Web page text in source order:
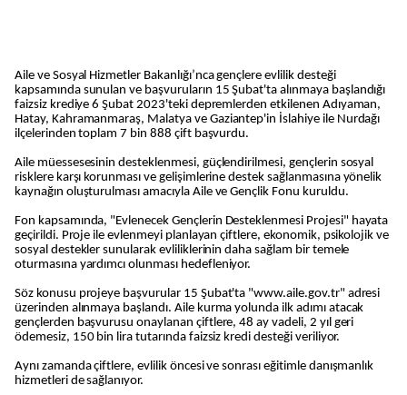
Aile ve Sosyal Hizmetler Bakanlığı’nca gençlere evlilik desteği
kapsamında sunulan ve başvuruların 15 Şubat'ta alınmaya başlandığı
faizsiz krediye 6 Şubat 2023'teki depremlerden etkilenen Adıyaman,
Hatay, Kahramanmaraş, Malatya ve Gaziantep'in İslahiye ile Nurdağı
ilçelerinden toplam 7 bin 888 çift başvurdu.
Aile müessesesinin desteklenmesi, güçlendirilmesi, gençlerin sosyal
risklere karşı korunması ve gelişimlerine destek sağlanmasına yönelik
kaynağın oluşturulması amacıyla Aile ve Gençlik Fonu kuruldu.
Fon kapsamında, "Evlenecek Gençlerin Desteklenmesi Projesi" hayata
geçirildi. Proje ile evlenmeyi planlayan çiftlere, ekonomik, psikolojik ve
sosyal destekler sunularak evliliklerinin daha sağlam bir temele
oturmasına yardımcı olunması hedefleniyor.
Söz konusu projeye başvurular 15 Şubat'ta "www.aile.gov.tr" adresi
üzerinden alınmaya başlandı. Aile kurma yolunda ilk adımı atacak
gençlerden başvurusu onaylanan çiftlere, 48 ay vadeli, 2 yıl geri
ödemesiz, 150 bin lira tutarında faizsiz kredi desteği veriliyor.
Aynı zamanda çiftlere, evlilik öncesi ve sonrası eğitimle danışmanlık
hizmetleri de sağlanıyor.